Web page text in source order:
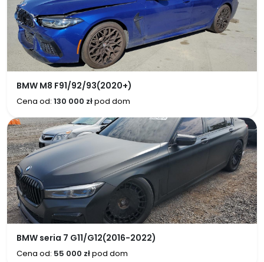
BMW M8 F91/92/93(2020+)
Cena od: 130 000 złpod dom
BMW seria 7 G11/G12(2016-2022)
Cena od: 55 000 złpod dom